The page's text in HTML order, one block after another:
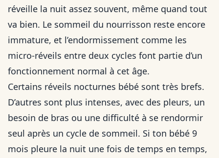
réveille la nuit assez souvent, même quand tout
va bien. Le sommeil du nourrisson reste encore
immature, et l’endormissement comme les
micro-réveils entre deux cycles font partie d’un
fonctionnement normal à cet âge.
Certains réveils nocturnes bébé sont très brefs.
D’autres sont plus intenses, avec des pleurs, un
besoin de bras ou une difficulté à se rendormir
seul après un cycle de sommeil. Si ton bébé 9
mois pleure la nuit une fois de temps en temps,